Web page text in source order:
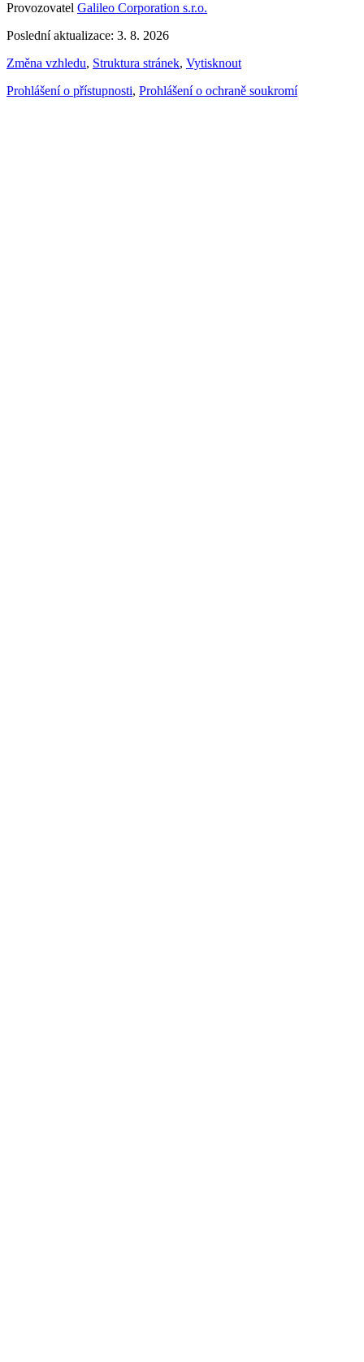
Provozovatel Galileo Corporation s.r.o.
Poslední aktualizace: 3. 8. 2026
Změna vzhledu, Struktura stránek, Vytisknout
Prohlášení o přístupnosti, Prohlášení o ochraně soukromí